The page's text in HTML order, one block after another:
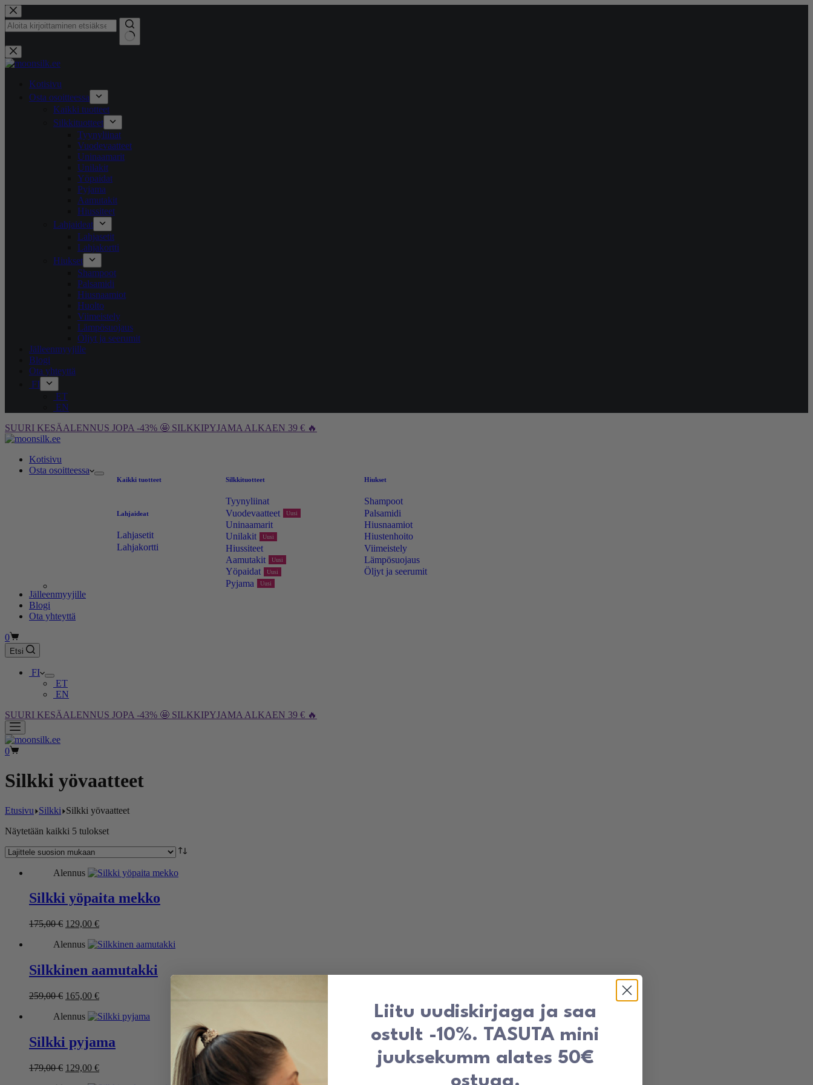
Siirry
sisältöön
Ei
tuloksia
Kotisivu
Osta osoitteessa
Kaikki tuotteet
Silkkituotteet
Tyynyliinat
Vuodevaatteet
Uninaamarit
Unilakit
Yöpaidat
Pyjama
Aamutakit
Hiussiteet
Lahjaideat
Lahjasetit
Lahjakortti
Hiukset
Shampoot
Palsamidi
Hiusnaamiot
Huolto
Viimeistely
Lämpösuojaus
Öljyt ja seerumit
Jälleenmyyjille
Blogi
Ota yhteyttä
FI
ET
EN
SUURI KESÄALENNUS JOPA -43% 🤩 SILKKIPYJAMA ALKAEN 39 € 🔥
Kotisivu
Osta osoitteessa
Kaikki tuotteet
Lahjaideat
Lahjasetit
Lahjakortti
Silkkituotteet
Tyynyliinat
Vuodevaatteet
Uusi
Uninaamarit
Unilakit
Uusi
Hiussiteet
Aamutakit
Uusi
Yöpaidat Uusi
Pyjama Uusi
Hiukset
Shampoot
Palsamidi
Hiusnaamiot
Hiustenhoito
Viimeistely
Lämpösuojaus
Öljyt ja seerumit
Jälleenmyyjille
Blogi
Ota yhteyttä
Ostoskori
0
Etsi
FI
ET
EN
SUURI KESÄALENNUS JOPA -43% 🤩 SILKKIPYJAMA ALKAEN 39 € 🔥
Ostoskori
0
Silkki yövaatteet
Etusivu Silkki Silkki yövaatteet
Näytetään kaikki 5 tuloksetLajiteltu
Alennus
Silkki yöpaita mekko
175,00€ Alkuperäinen
oli:
129,00 €Nykyinen
on:
Alennus
Silkkinen aamutakki
259,00€ Alkuperäinen
oli:
165,00 €Nykyinen
on:
Alennus
Silkki pyjama
179,00€ Alkuperäinen
129,00 €Nykyinen
Liitu uudiskirjaga ja saa
ostult -10%. TASUTA mini
juuksekumm alates 50€
ostuga.